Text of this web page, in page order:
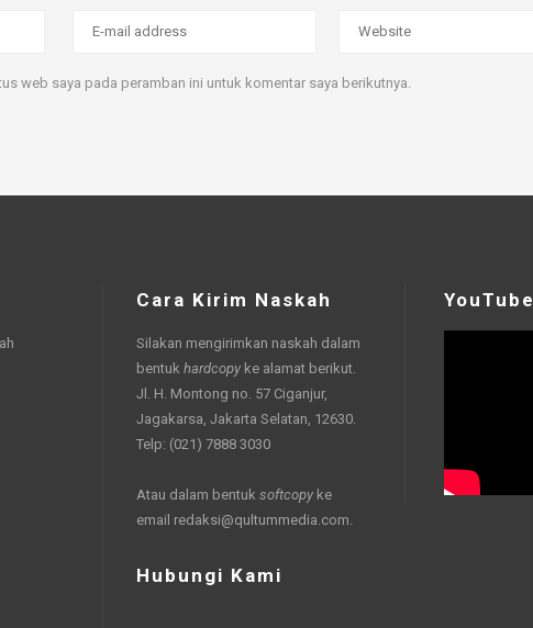
web saya pada peramban ini untuk komentar saya berikutnya.
Cara Kirim Naskah
Silakan mengirimkan naskah dalam
bentuk hardcopy ke alamat berikut.
Jl. H. Montong no. 57 Ciganjur,
Jagakarsa, Jakarta Selatan, 12630.
Telp: (021) 7888 3030
Atau dalam bentuk softcopy ke
email redaksi@qultummedia.com
Hubungi Kami
YouTube